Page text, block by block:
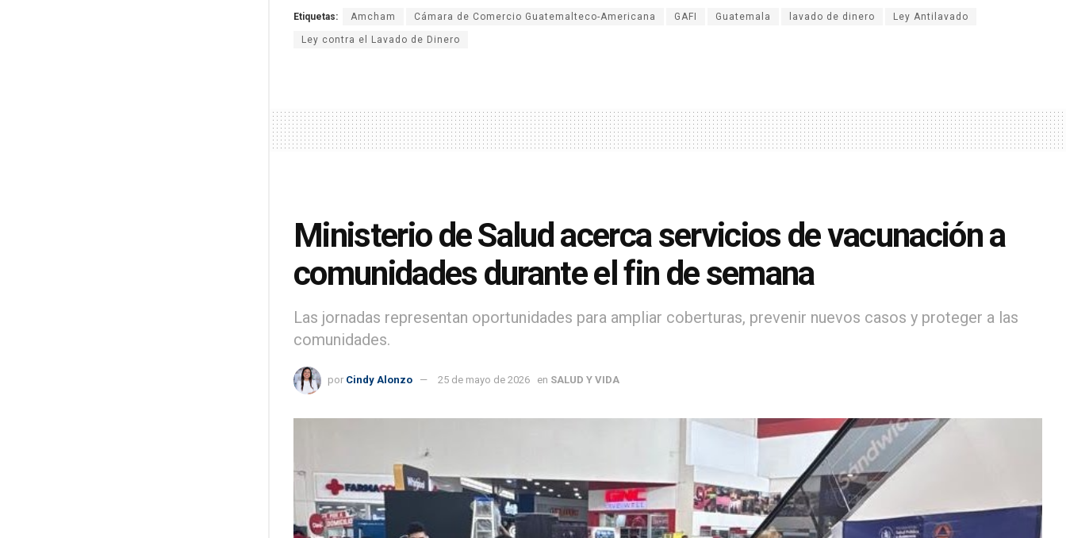
Etiquetas: Amcham Cámara de Comercio Guatemalteco-Americana GAFI Guatemala lavado de dinero Ley Antilavado
Ley contra el Lavado de Dinero
Ministerio de Salud acerca servicios de vacunación a
comunidades durante el fin de semana
Las jornadas representan oportunidades para ampliar coberturas, prevenir nuevos casos y proteger a las
comunidades.
por Cindy Alonzo 25 de mayo de 2026 en SALUD Y VIDA